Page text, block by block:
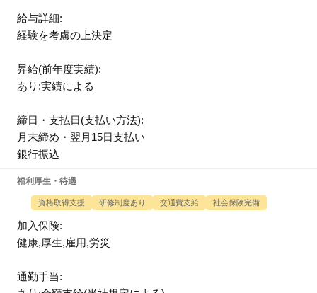
給与詳細:
経験を考慮の上決定
昇給(前年度実績):
あり:実績による
締日・支払日(支払い方法):
月末締め・翌月15日支払い
銀行振込
福利厚生・待遇
資格取得支援 研修制度あり 交通費支給 社会保険完備
加入保険:
健康,厚生,雇用,労災
通勤手当: